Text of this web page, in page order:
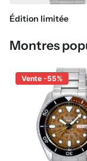
Édition limitée
Montres
Vente -55%